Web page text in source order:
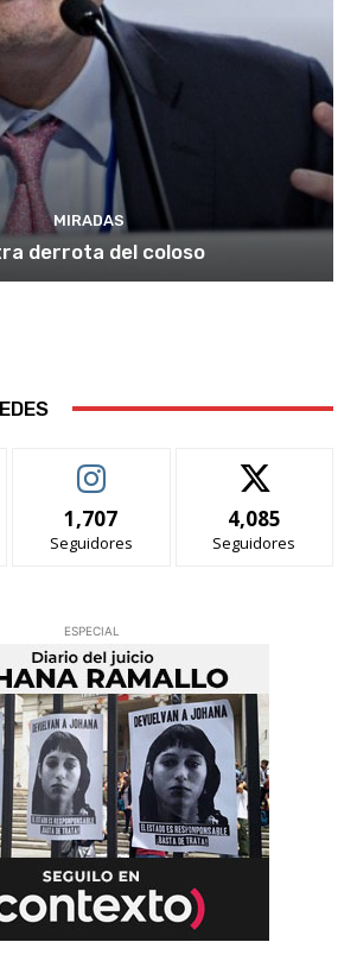
MIRADAS
derrota del coloso
1,707
Seguidores
4,085
Seguidores
ESPECIAL